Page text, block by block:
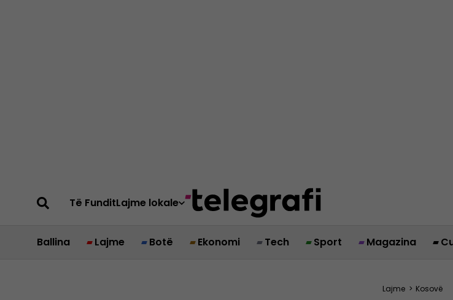
Të FunditLajme lokale
Ballina Lajme Botë Ekonomi Tech Sport Magazina
Lajme > Kosovë